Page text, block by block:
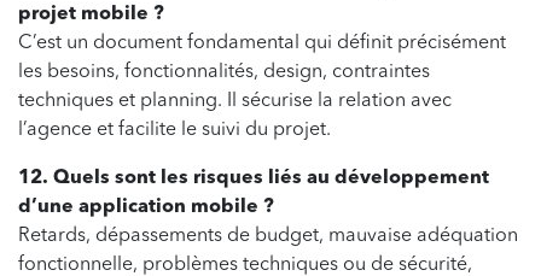
projet mobile ?
C’est un document fondamental qui définit précisément
les besoins, fonctionnalités, design, contraintes
techniques et planning. Il sécurise la relation avec
l’agence et facilite le suivi du projet.
12. Quels sont les risques liés au développement
d’une application mobile ?
Retards, dépassements de budget, mauvaise adéquation
fonctionnelle, problèmes techniques ou de sécurité,